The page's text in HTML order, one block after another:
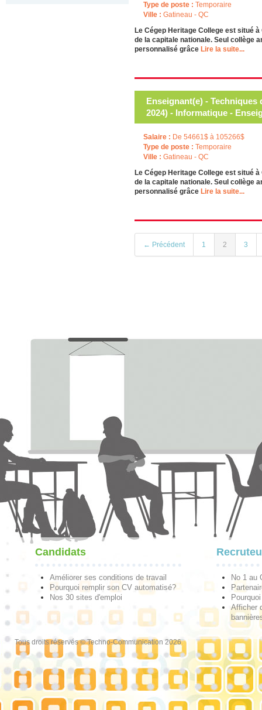
Type de poste : Temporaire
Ville : Gatineau - QC
Le Cégep Heritage College est situé
de la capitale nationale. Seul collège
personnalisé grâce Lire la suite...
Enseignant(e) -
2024) - Informatique -
Salaire : De 54661$ à 105266$
Type de poste : Temporaire
Ville : Gatineau - QC
Le Cégep Heritage College est situé
de la capitale nationale. Seul collège
personnalisé grâce Lire la suite...
← Précédent 1 2 3
Candidats
Améliorer ses conditions de travail
Pourquoi remplir son CV automatisé?
Nos 30 sites d'emploi
No 1 au
Afficher
Tous droits réservés © Techno-Communication 2026